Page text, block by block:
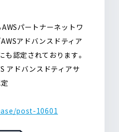
パートナーネットワ
アドバンスドティア
も認定されております。
アドバンスドティアサ
post-10601